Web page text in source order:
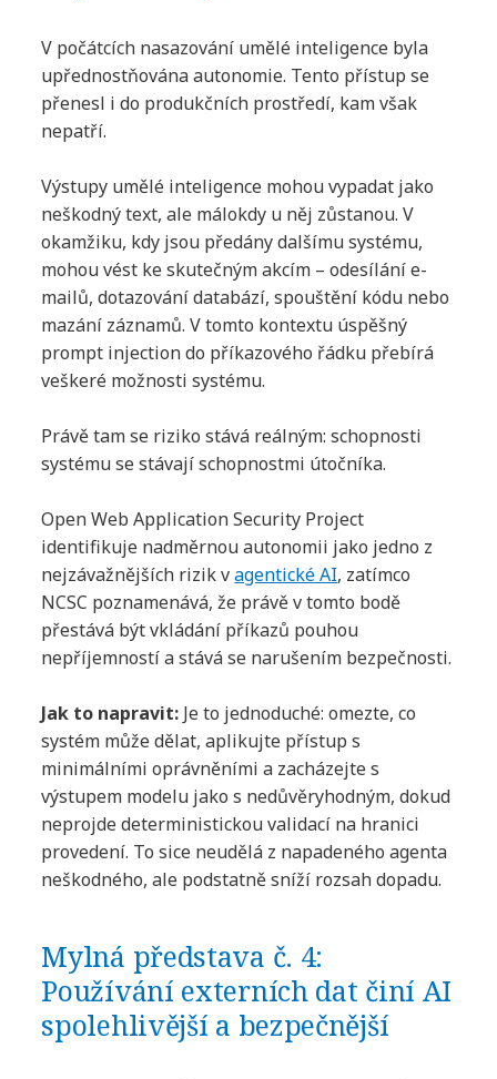
V počátcích nasazování umělé inteligence byla
upřednostňována autonomie. Tento přístup se
přenesl i do produkčních prostředí, kam však
nepatří.
Výstupy umělé inteligence mohou vypadat jako
neškodný text, ale málokdy u něj zůstanou. V
okamžiku, kdy jsou předány dalšímu systému,
mohou vést ke skutečným akcím – odesílání e-
mailů, dotazování databází, spouštění kódu nebo
mazání záznamů. V tomto kontextu úspěšný
prompt injection do příkazového řádku přebírá
veškeré možnosti systému.
Právě tam se riziko stává reálným: schopnosti
systému se stávají schopnostmi útočníka.
Open Web Application Security Project
identifikuje nadměrnou autonomii jako jedno z
nejzávažnějších rizik vagentické AI, zatímco
NCSC poznamenává, že právě v tomto bodě
přestává být vkládání příkazů pouhou
nepříjemností a stává se narušením bezpečnosti.
Jak to napravit: Je to jednoduché: omezte, co
systém může dělat, aplikujte přístup s
minimálními oprávněními a zacházejte s
výstupem modelu jako s nedůvěryhodným, dokud
neprojde deterministickou validací na hranici
provedení. To sice neudělá z napadeného agenta
neškodného, ale podstatně sníží rozsah dopadu.
Mylná představa č. 4:
Používání externích dat činí AI
spolehlivější a bezpečnější